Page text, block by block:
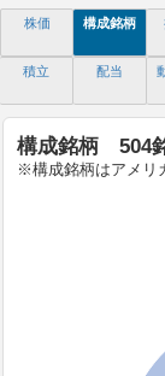
株価 構成銘柄
積立 配当
構成銘柄 504
※構成銘柄はアメリ